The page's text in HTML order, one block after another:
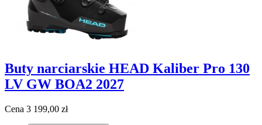
Buty narciarskie HEAD Kaliber Pro 130
LV GW BOA2 2027
Cena 3 199,00 zł